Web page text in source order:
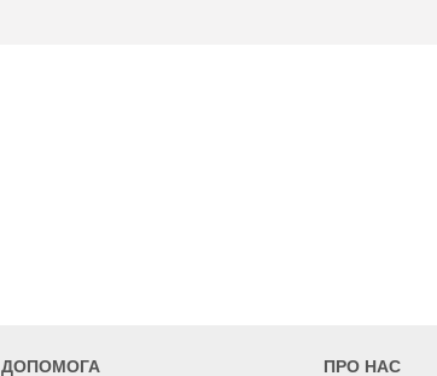
735 1470
ДОПОМОГА ПРО НАС